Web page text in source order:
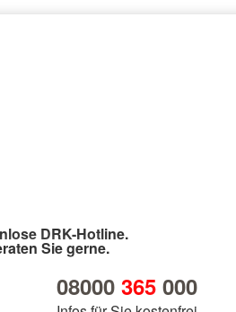
DRK-Hotline.
Sie gerne.
08000 365000